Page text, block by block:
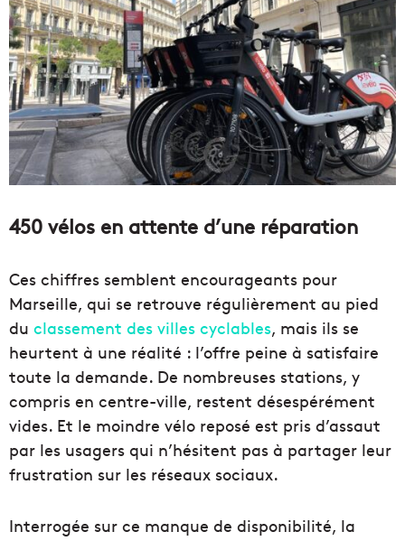
450 vélos en attente d’une réparation
Ces chiffres semblent encourageants pour
Marseille, qui se retrouve régulièrement au pied
du classement des villes cyclables, mais ils se
heurtent à une réalité : l’offre peine à satisfaire
toute la demande. De nombreuses stations, y
compris en centre-ville, restent désespérément
vides. Et le moindre vélo reposé est pris d’assaut
par les usagers qui n’hésitent pas à partager leur
frustration sur les réseaux sociaux.
Interrogée sur ce manque de disponibilité, la